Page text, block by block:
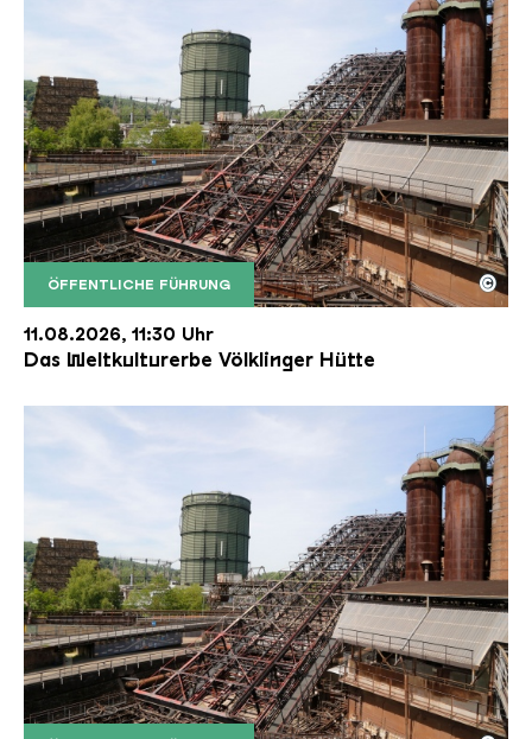
ÖFFENTLICHE FÜHRUNG
Der Erzschrägaufzug der Völklinger Hütte mit
Copyright: Weltkulturerbe Völklinger Hütte | Karl
©
11.08.2026, 11:30 Uhr
Das Weltkulturerbe Völklinger Hütte